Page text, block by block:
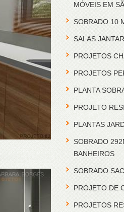
MÓVEIS EM
SOBRADO 10
SALAS
PROJETOS
PROJETOS
PLANTA
PROJETO
PLANTAS
SOBRADO
BANHEIROS
SOBRADO
PROJETO DE
PROJETOS